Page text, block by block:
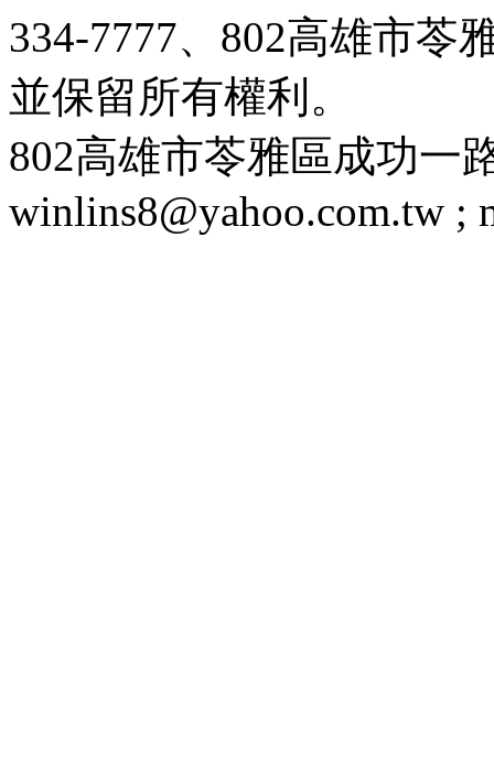
334-7777、802高雄市苓
並保留所有權利。
802高雄市苓雅區成功一
winlins8@yahoo.com.tw ;